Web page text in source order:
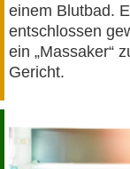
einem Blutbad.
entschlossen
ein „Massaker“
Gericht.